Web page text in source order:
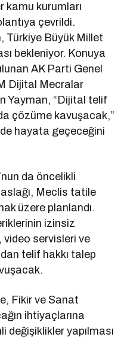
kamu kurumları
çevrildi.
Türkiye Büyük Millet
bekleniyor. Konuya
AK Parti Genel
Dijital Mecralar
Yayman, “Dijital telif
çözüme kavuşacak,”
hayata geçeceğini
da öncelikli
Meclis tatile
üzere planlandı.
izinsiz
video servisleri ve
telif hakkı talep
Fikir ve Sanat
ihtiyaçlarına
değişiklikler yapılması